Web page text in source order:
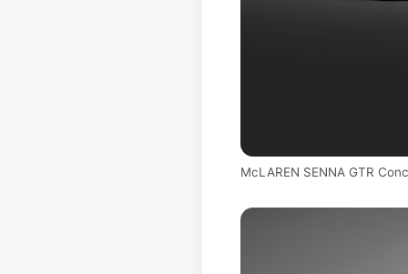
McLAREN SENNA GTR